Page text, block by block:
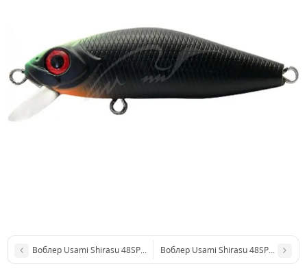
Воблер Usami Shirasu 48SP-SR 3.4g #602 (0.5m)Воблер Usami Shirasu 48SP-SR 3.4g